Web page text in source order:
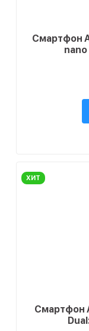
Смартфон
nano
ХИТ
Смартфон